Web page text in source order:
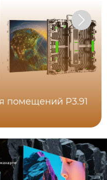
помещений P3.91